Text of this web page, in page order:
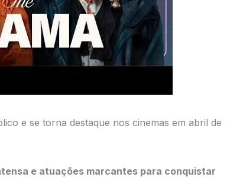
e se torna destaque nos cinemas em abril de
e atuações marcantes para conquistar